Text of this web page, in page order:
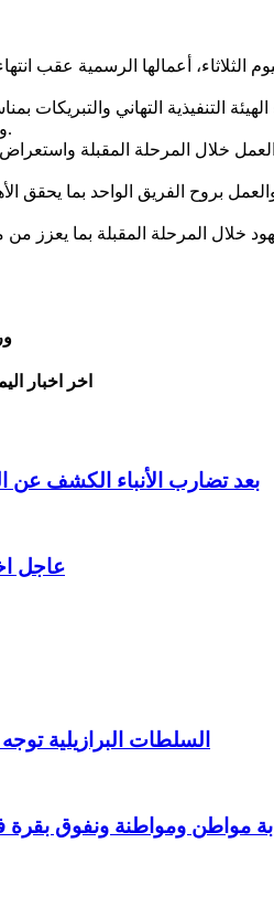
الثلاثاء، أعمالها الرسمية
التنفيذية التهاني والتبريكات
والبركات وأن تنعم المحافظة والأمة العربية والإسلامية بالأمن والاستقرار.
خلال المرحلة المقبلة
بروح الفريق الواحد بما
خلال المرحلة المقبلة بما يعزز
اخر اخبار
بعد تضارب الأنباء الكشف
عاجل
السلطات البرازيلية توجه اتهامات رسمية لـ
مواطن ومواطنة ونفوق